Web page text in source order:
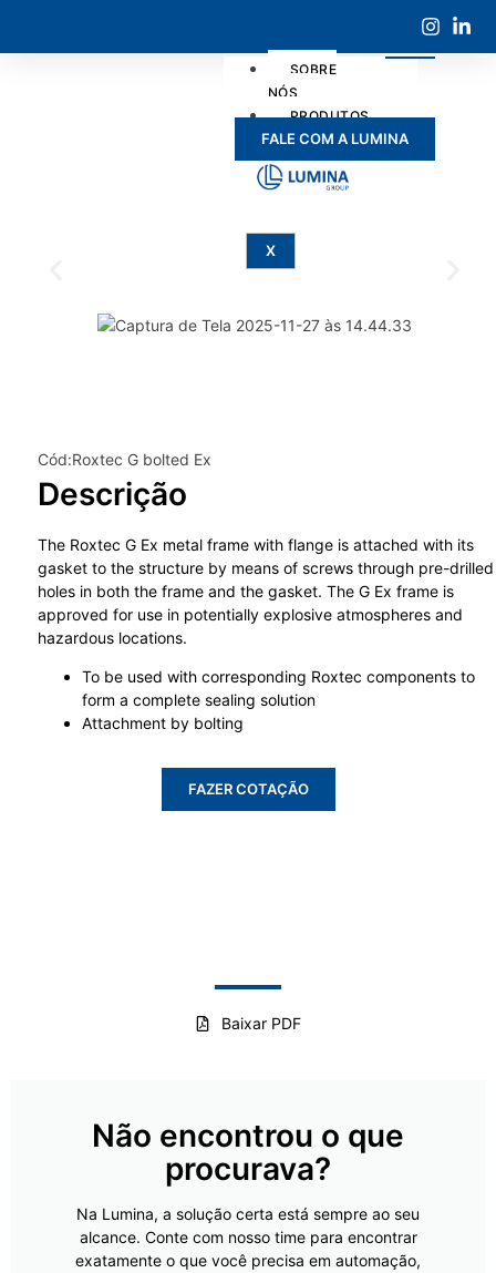
SOBRE
NÓS
PRODUTOS
SERVIÇOS
X
FALE COM A LUMINA
Cód:Roxtec G bolted Ex
Descrição
The Roxtec G Ex metal frame with flange is attached with its
gasket to the structure by means of screws through pre-drilled
holes in both the frame and the gasket. The G Ex frame is
approved for use in potentially explosive atmospheres and
hazardous locations.
To be used with corresponding Roxtec components to
form a complete sealing solution
Attachment by bolting
FAZER COTAÇÃO
Baixar PDF
Não encontrou o que
procurava?
Na Lumina, a solução certa está sempre ao seu
alcance. Conte com nosso time para encontrar
exatamente o que você precisa em automação,